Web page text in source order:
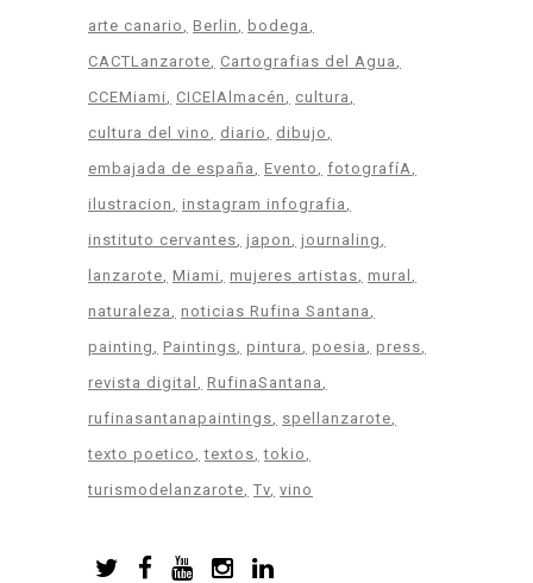
arte canario
Berlin
bodega
CACTLanzarote
Cartografias del Agua
CCEMiami
CICElAlmacén
cultura
cultura del vino
diario
dibujo
embajada de españa
Evento
fotografíA
ilustracion
instagram infografia
instituto cervantes japon
journaling
lanzarote Miami mujeres artistas mural
naturaleza
noticias Rufina Santana
painting
Paintings pintura poesia
press
revista digital
RufinaSantana
rufinasantanapaintings
spellanzarote
texto poetico
textos tokio
turismodelanzarote Tv vino